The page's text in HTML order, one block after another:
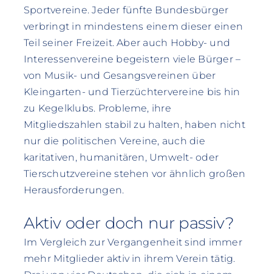
Sportvereine. Jeder fünfte Bundesbürger
verbringt in mindestens einem dieser einen
Teil seiner Freizeit. Aber auch Hobby- und
Interessenvereine begeistern viele Bürger –
von Musik- und Gesangsvereinen über
Kleingarten- und Tierzüchtervereine bis hin
zu Kegelklubs. Probleme, ihre
Mitgliedszahlen stabil zu halten, haben nicht
nur die politischen Vereine, auch die
karitativen, humanitären, Umwelt- oder
Tierschutzvereine stehen vor ähnlich großen
Herausforderungen.
Aktiv oder doch nur passiv?
Im Vergleich zur Vergangenheit sind immer
mehr Mitglieder aktiv in ihrem Verein tätig.